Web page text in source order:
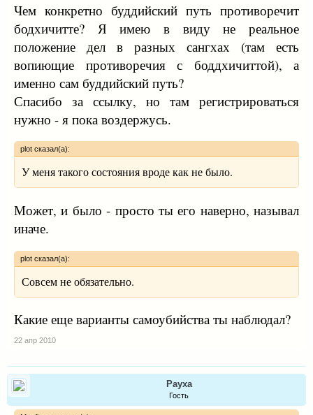
Чем конкретно буддийский путь противоречит
бодхичитте? Я имею в виду не реальное
положение дел в разных сангхах (там есть
вопиющие противоречия с боддхичиттой), а
именно сам буддийский путь?
Спасибо за ссылку, но там регистрироваться
нужно - я пока воздержусь.
plot сказал(а):
У меня такого состояния вроде как не было.
Может, и было - просто ты его наверно, называл
иначе.
plot сказал(а):
Совсем не обязательно.
Какие еще варианты самоубийства ты наблюдал?
22 апр 2010
Рауха
Гость